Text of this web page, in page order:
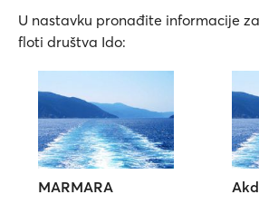
U nastavku pronađite informacije
floti društva Ido:
MARMARA